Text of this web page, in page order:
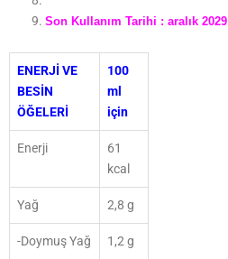
Son Kullanım Tarihi : aralık 2029
ENERJİ VE
BESİN
ÖĞELERİ
100
ml
için
Enerji
61
kcal
Yağ 2,8 g
-Doymuş Yağ 1,2 g